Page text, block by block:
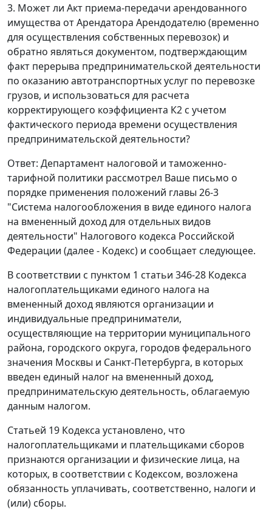
3. Может ли Акт приема-передачи арендованного
имущества от Арендатора Арендодателю (временно
для осуществления собственных перевозок) и
обратно являться документом, подтверждающим
факт перерыва предпринимательской деятельности
по оказанию автотранспортных услуг по перевозке
грузов, и использоваться для расчета
корректирующего коэффициента К2 с учетом
фактического периода времени осуществления
предпринимательской деятельности?
Ответ: Департамент налоговой и таможенно-
тарифной политики рассмотрел Ваше письмо о
порядке применения положений главы 26-3
"Система налогообложения в виде единого налога
на вмененный доход для отдельных видов
деятельности" Налогового кодекса Российской
Федерации (далее - Кодекс) и сообщает следующее.
В соответствии с пунктом 1 статьи 346-28 Кодекса
налогоплательщиками единого налога на
вмененный доход являются организации и
индивидуальные предприниматели,
осуществляющие на территории муниципального
района, городского округа, городов федерального
значения Москвы и Санкт-Петербурга, в которых
введен единый налог на вмененный доход,
предпринимательскую деятельность, облагаемую
данным налогом.
Статьей 19 Кодекса установлено, что
налогоплательщиками и плательщиками сборов
признаются организации и физические лица, на
которых, в соответствии с Кодексом, возложена
обязанность уплачивать, соответственно, налоги и
(или) сборы.